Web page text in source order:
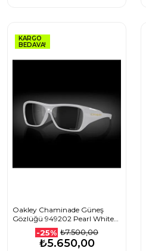
KARGO
BEDAVA!
Oakley Chaminade Güneş
Gözlüğü 949202 Pearl White
Prizm Black
-25% ₺7.500,00
₺5.650,00